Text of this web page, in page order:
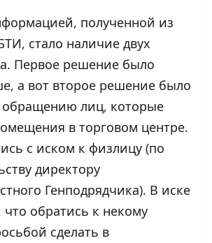
полученной из
стало наличие двух
Первое решение было
а вот второе решение было
обращению лиц, которые
в торговом центре.
с иском к физлицу (по
директору
Генподрядчика). В иске
обратись к некому
сделать в